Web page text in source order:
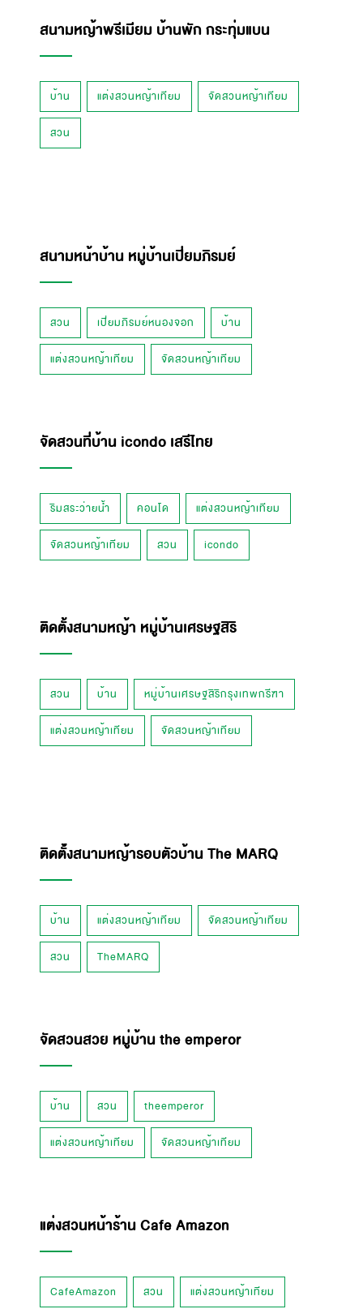
สนามหญ้าพรีเมียม บ้านพัก กระทุ่มแบน
บ้าน แต่งสวนหญ้าเทียม จัดสวนหญ้าเทียม
สวน
สนามหน้าบ้าน หมู่บ้านเปี่ยมภิรมย์
สวน เปี่ยมภิรมย์หนองจอก บ้าน
แต่งสวนหญ้าเทียม จัดสวนหญ้าเทียม
จัดสวนที่บ้าน icondo เสรีไทย
ริมสระว่ายน้ำ คอนโด แต่งสวนหญ้าเทียม
จัดสวนหญ้าเทียม สวน icondo
ติดตั้งสนามหญ้า หมู่บ้านเศรษฐสิริ
สวน บ้าน หมู่บ้านเศรษฐสิริกรุงเทพกรีฑา
แต่งสวนหญ้าเทียม จัดสวนหญ้าเทียม
ติดตั้่งสนามหญ้ารอบตัวบ้าน The MARQ
บ้าน แต่งสวนหญ้าเทียม จัดสวนหญ้าเทียม
สวน TheMARQ
จัดสวนสวย หมู่บ้าน the emperor
บ้าน สวน theemperor
แต่งสวนหญ้าเทียม จัดสวนหญ้าเทียม
แต่งสวนหน้าร้าน Cafe Amazon
CafeAmazon สวน แต่งสวนหญ้าเทียม